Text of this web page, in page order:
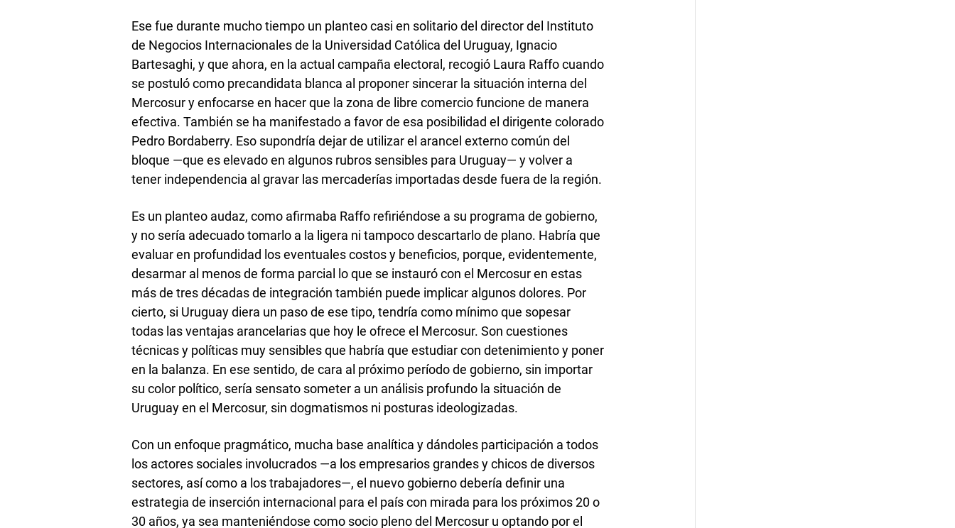
Ese fue durante mucho tiempo un planteo casi en solitario del director del Instituto
de Negocios Internacionales de la Universidad Católica del Uruguay, Ignacio
Bartesaghi, y que ahora, en la actual campaña electoral, recogió Laura Raffo cuando
se postuló como precandidata blanca al proponer sincerar la situación interna del
Mercosur y enfocarse en hacer que la zona de libre comercio funcione de manera
efectiva. También se ha manifestado a favor de esa posibilidad el dirigente colorado
Pedro Bordaberry. Eso supondría dejar de utilizar el arancel externo común del
bloque —que es elevado en algunos rubros sensibles para Uruguay— y volver a
tener independencia al gravar las mercaderías importadas desde fuera de la región.
Es un planteo audaz, como afirmaba Raffo refiriéndose a su programa de gobierno,
y no sería adecuado tomarlo a la ligera ni tampoco descartarlo de plano. Habría que
evaluar en profundidad los eventuales costos y beneficios, porque, evidentemente,
desarmar al menos de forma parcial lo que se instauró con el Mercosur en estas
más de tres décadas de integración también puede implicar algunos dolores. Por
cierto, si Uruguay diera un paso de ese tipo, tendría como mínimo que sopesar
todas las ventajas arancelarias que hoy le ofrece el Mercosur. Son cuestiones
técnicas y políticas muy sensibles que habría que estudiar con detenimiento y poner
en la balanza. En ese sentido, de cara al próximo período de gobierno, sin importar
su color político, sería sensato someter a un análisis profundo la situación de
Uruguay en el Mercosur, sin dogmatismos ni posturas ideologizadas.
Con un enfoque pragmático, mucha base analítica y dándoles participación a todos
los actores sociales involucrados —a los empresarios grandes y chicos de diversos
sectores, así como a los trabajadores—, el nuevo gobierno debería definir una
estrategia de inserción internacional para el país con mirada para los próximos 20 o
30 años, ya sea manteniéndose como socio pleno del Mercosur u optando por el